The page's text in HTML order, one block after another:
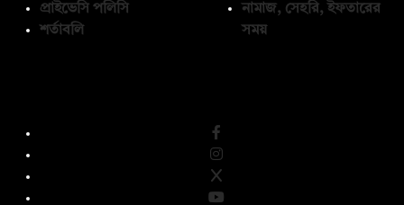
প্রাইভেসি পলিসি
শর্তাবলি
নামাজ, সেহরি, ইফতারের
সময়